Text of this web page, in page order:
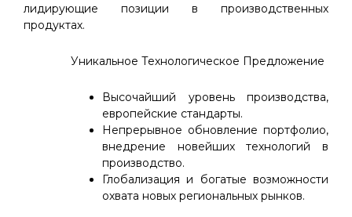
лидирующие позиции в производственных
продуктах.
Уникальное Технологическое Предложение
Высочайший уровень производства,
европейские стандарты.
Непрерывное обновление портфолио,
внедрение новейших технологий в
производство.
Глобализация и богатые возможности
охвата новых региональных рынков.